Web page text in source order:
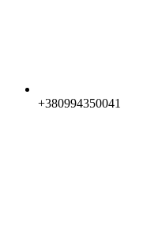
+380994350041